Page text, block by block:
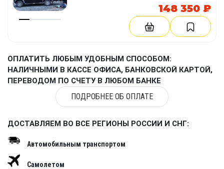
148 350 ₽
ОПЛАТИТЬ ЛЮБЫМ УДОБНЫМ СПОСОБОМ:
НАЛИЧНЫМИ В КАССЕ ОФИСА, БАНКОВСКОЙ КАРТОЙ,
ПЕРЕВОДОМ ПО СЧЕТУ В ЛЮБОМ БАНКЕ
ПОДРОБНЕЕ ОБ ОПЛАТЕ
ДОСТАВЛЯЕМ ВО ВСЕ РЕГИОНЫ РОССИИ И СНГ:
Автомобильным транспортом
Самолетом